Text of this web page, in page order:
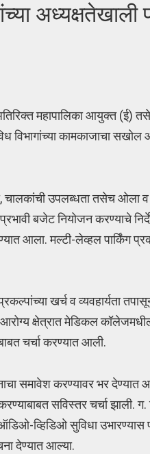
अध्यक्षतेखाली
महापालिका आयुक्त (ई)
विभागांच्या कामकाजाचा
चालकांची उपलब्धता तसेच ओला
बजेट नियोजन करण्याचे
आला. मल्टी-लेव्हल पार्किंग
खर्च व व्यवहार्यता
क्षेत्रात मेडिकल
चर्चा करण्यात आली.
समावेश करण्यावर भर
सविस्तर चर्चा झाली.
व्हिडिओ सुविधा उभारण्यास
देण्यात आल्या.